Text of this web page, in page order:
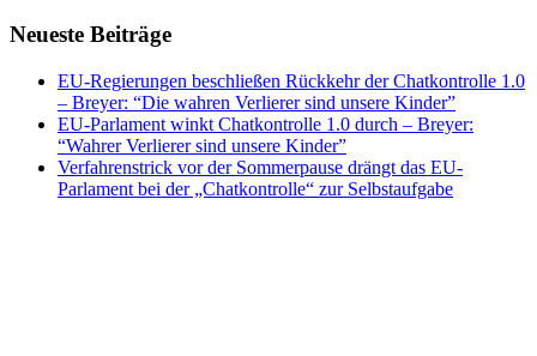
Neueste Beiträge
EU-Regierungen beschließen Rückkehr der Chatkontrolle 1.0
– Breyer: “Die wahren Verlierer sind unsere Kinder”
EU-Parlament winkt Chatkontrolle 1.0 durch – Breyer:
“Wahrer Verlierer sind unsere Kinder”
Verfahrenstrick vor der Sommerpause drängt das EU-
Parlament bei der „Chatkontrolle“ zur Selbstaufgabe